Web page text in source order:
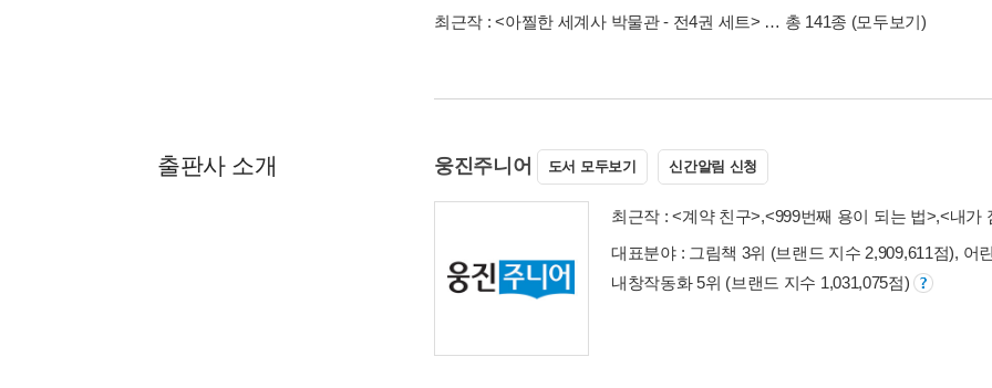
최근작 :<아찔한 세계사 박물관 - 전4권 세트> … 총 141종 (모두보기)
출판사 소개 웅진주니어 도서 모두보기 신간알림 신청
최근작 :<계약 친구>,<999번째 용이 되는 법>,<내가
대표분야 : 그림책 3위 (브랜드 지수 2,909,611점), 어
내창작동화 5위 (브랜드 지수 1,031,075점)